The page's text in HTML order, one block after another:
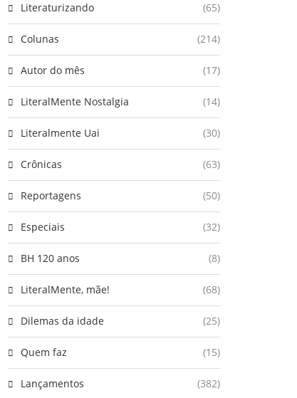
Literaturizando (65)
Colunas (214)
Autor do mês (17)
LiteralMente Nostalgia (14)
Literalmente Uai (30)
Crônicas (63)
Reportagens (50)
Especiais (32)
BH 120 anos (8)
LiteralMente, mãe! (68)
Dilemas da idade (25)
Quem faz (15)
Lançamentos (382)